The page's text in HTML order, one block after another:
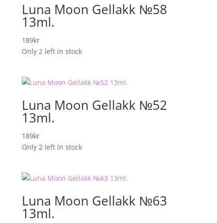
Luna Moon Gellakk №58
13ml.
189kr
Only 2 left in stock
Luna Moon Gellakk №52
13ml.
189kr
Only 2 left in stock
Luna Moon Gellakk №63
13ml.